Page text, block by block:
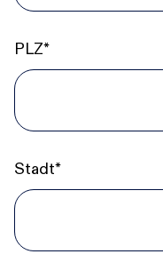
PLZ*
Stadt*